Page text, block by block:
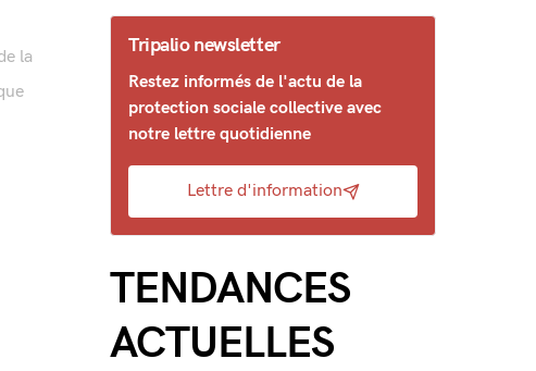
la
Tripalio newsletter
Restez informés de l'actu de la
protection sociale collective avec
notre lettre quotidienne
Lettre d'information
TENDANCES
ACTUELLES